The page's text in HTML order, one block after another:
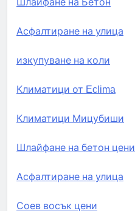
Шлайфане на Бетон
Асфалтиране на улица
изкупуване на коли
Климатици от Eclima
Климатици Мицубиши
Шлайфане на бетон цени
Асфалтиране на улица
Соев восък цени